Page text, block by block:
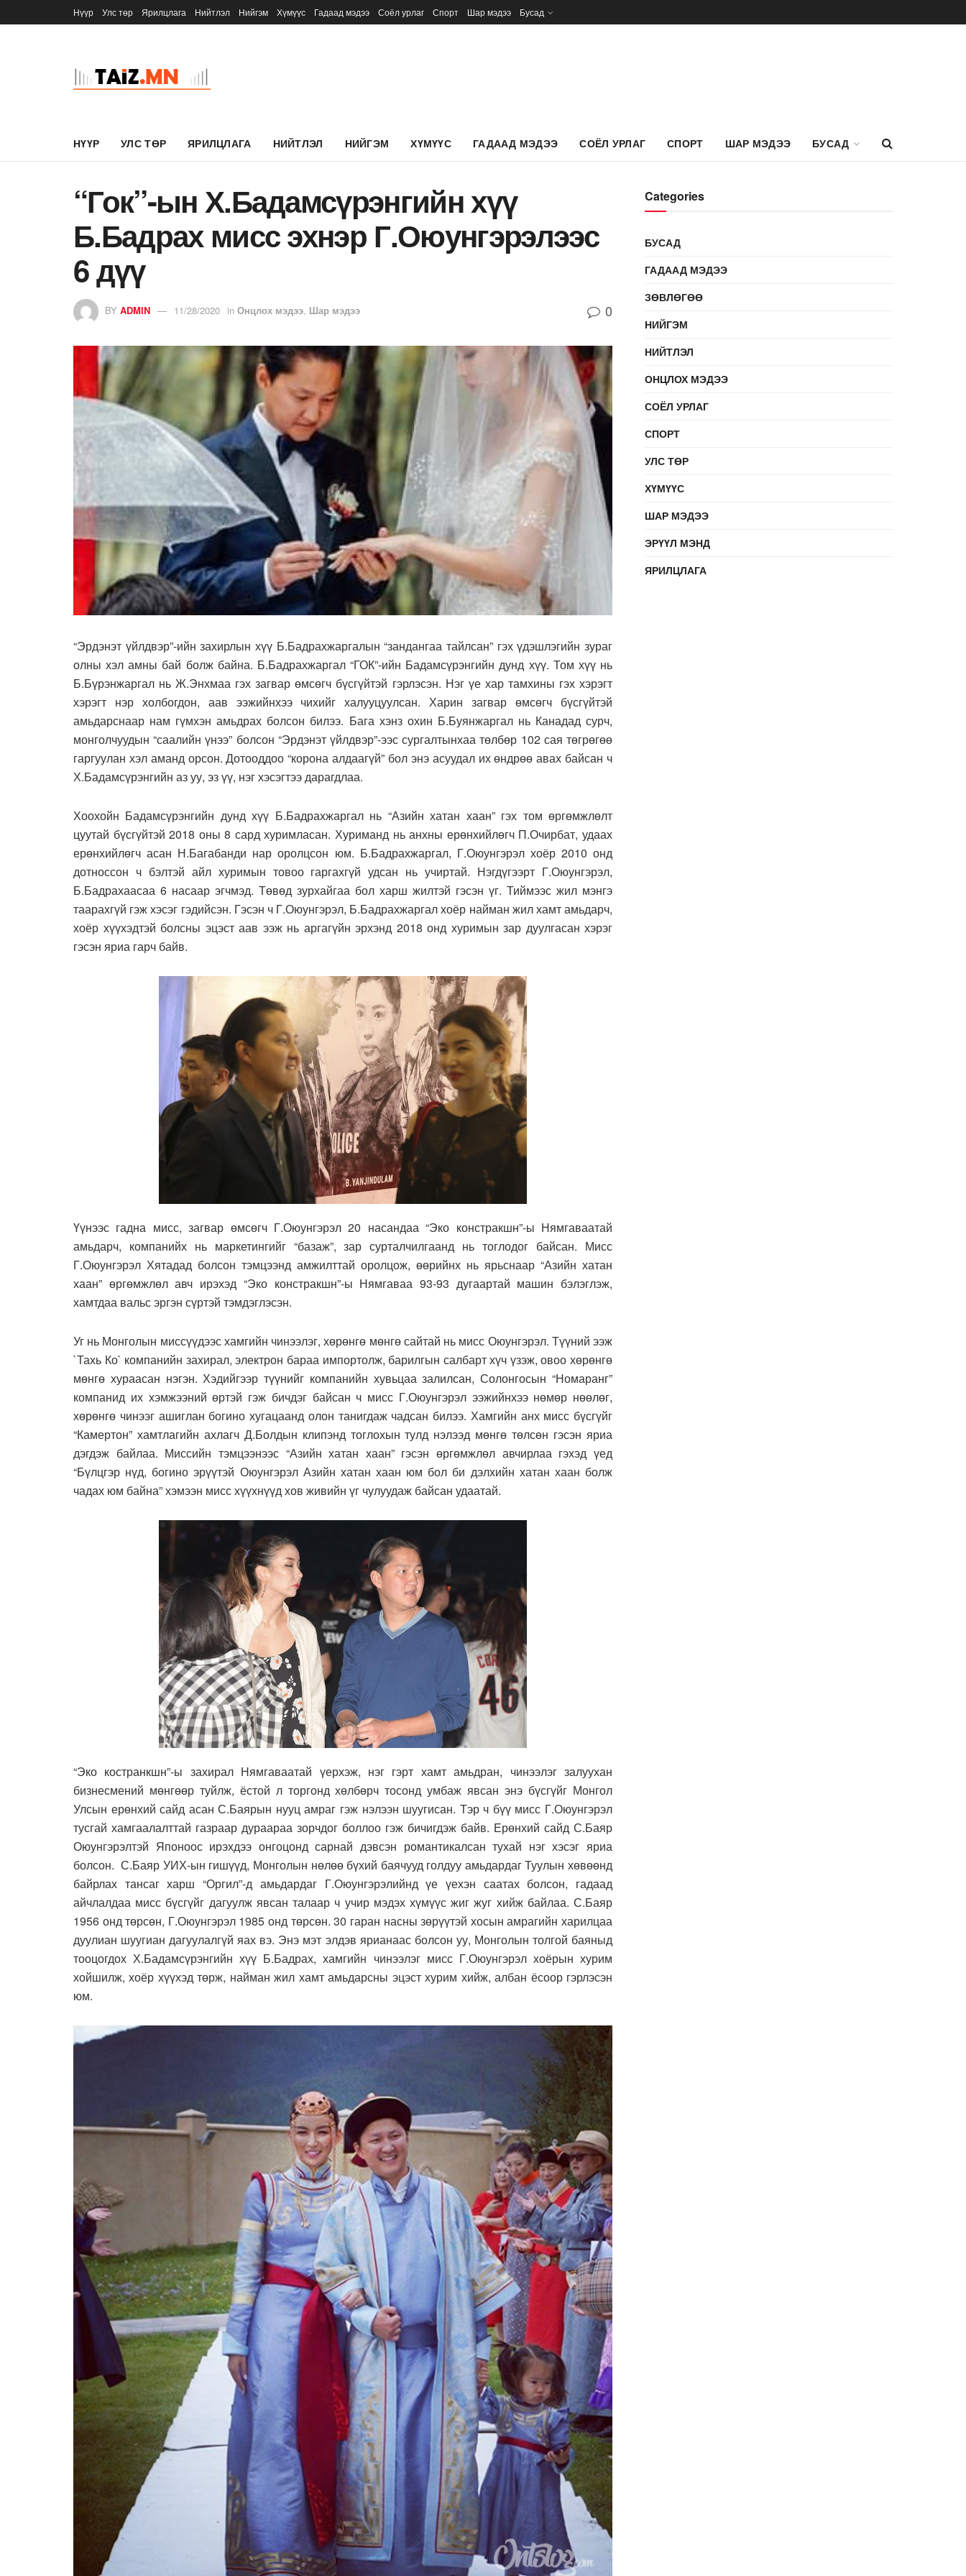
Нүүр Улс төр Ярилцлага Нийтлэл Нийгэм Хүмүүс Гадаад мэдээ Соёл урлаг Спорт Шар мэдээ Бусад
НҮҮР УЛС ТӨР ЯРИЛЦЛАГА НИЙТЛЭЛ НИЙГЭМ ХҮМҮҮС ГАДААД МЭДЭЭ СОЁЛ УРЛАГ СПОРТ ШАР МЭДЭЭ БУСАД
“Гок”-ын Х.Бадамсүрэнгийн хүү
Б.Бадрах мисс эхнэр Г.Оюунгэрэлээс
6 дүү
BY ADMIN 11/28/2020 in Онцлох мэдээ, Шар мэдээ 0
“Эрдэнэт үйлдвэр”-ийн захирлын хүү Б.Бадрахжаргалын “зандангаа тайлсан” гэх үдэшлэгийн зураг
олны хэл амны бай болж байна. Б.Бадрахжаргал “ГОК”-ийн Бадамсүрэнгийн дунд хүү. Том хүү нь
Б.Бүрэнжаргал нь Ж.Энхмаа гэх загвар өмсөгч бүсгүйтэй гэрлэсэн. Нэг үе хар тамхины гэх хэрэгт
хэрэгт нэр холбогдон, аав ээжийнхээ чихийг халууцуулсан. Харин загвар өмсөгч бүсгүйтэй
амьдарснаар нам гүмхэн амьдрах болсон билээ. Бага хэнз охин Б.Буянжаргал нь Канадад сурч,
монголчуудын “саалийн үнээ” болсон “Эрдэнэт үйлдвэр”-ээс сургалтынхаа төлбөр 102 сая төгрөгөө
гаргуулан хэл аманд орсон. Дотооддоо “корона алдаагүй” бол энэ асуудал их өндрөө авах байсан ч
Х.Бадамсүрэнгийн аз уу, эз үү, нэг хэсэгтээ дарагдлаа.
Хоохойн Бадамсүрэнгийн дунд хүү Б.Бадрахжаргал нь “Азийн хатан хаан” гэх том өргөмжлөлт
цуутай бүсгүйтэй 2018 оны 8 сард хуримласан. Хуриманд нь анхны ерөнхийлөгч П.Очирбат, удаах
ерөнхийлөгч асан Н.Багабанди нар оролцсон юм. Б.Бадрахжаргал, Г.Оюунгэрэл хоёр 2010 онд
дотноссон ч бэлтэй айл хуримын товоо гаргахгүй удсан нь учиртай. Нэгдүгээрт Г.Оюунгэрэл,
Б.Бадрахаасаа 6 насаар эгчмэд. Төвөд зурхайгаа бол харш жилтэй гэсэн үг. Тиймээс жил мэнгэ
таарахгүй гэж хэсэг гэдийсэн. Гэсэн ч Г.Оюунгэрэл, Б.Бадрахжаргал хоёр найман жил хамт амьдарч,
хоёр хүүхэдтэй болсны эцэст аав ээж нь аргагүйн эрхэнд 2018 онд хуримын зар дуулгасан хэрэг
гэсэн яриа гарч байв.
Үүнээс гадна мисс, загвар өмсөгч Г.Оюунгэрэл 20 насандаа “Эко констракшн”-ы Нямгаваатай
амьдарч, компанийх нь маркетингийг “базаж”, зар сурталчилгаанд нь тоглодог байсан. Мисс
Г.Оюунгэрэл Хятадад болсон тэмцээнд амжилттай оролцож, өөрийнх нь ярьснаар “Азийн хатан
хаан” өргөмжлөл авч ирэхэд “Эко констракшн”-ы Нямгаваа 93-93 дугаартай машин бэлэглэж,
хамтдаа вальс эргэн сүртэй тэмдэглэсэн.
Уг нь Монголын миссүүдээс хамгийн чинээлэг, хөрөнгө мөнгө сайтай нь мисс Оюунгэрэл. Түүний ээж
`Тахь Ко` компанийн захирал, электрон бараа импортолж, барилгын салбарт хүч үзэж, овоо хөрөнгө
мөнгө хураасан нэгэн. Хэдийгээр түүнийг компанийн хувьцаа залилсан, Солонгосын “Номаранг”
компанид их хэмжээний өртэй гэж бичдэг байсан ч мисс Г.Оюунгэрэл ээжийнхээ нөмөр нөөлөг,
хөрөнгө чинээг ашиглан богино хугацаанд олон танигдаж чадсан билээ. Хамгийн анх мисс бүсгүйг
“Камертон” хамтлагийн ахлагч Д.Болдын клипэнд тоглохын тулд нэлээд мөнгө төлсөн гэсэн яриа
дэгдэж байлаа. Миссийн тэмцээнээс “Азийн хатан хаан” гэсэн өргөмжлөл авчирлаа гэхэд үед
“Бүлцгэр нүд, богино эрүүтэй Оюунгэрэл Азийн хатан хаан юм бол би дэлхийн хатан хаан болж
чадах юм байна” хэмээн мисс хүүхнүүд хов живийн үг чулуудаж байсан удаатай.
“Эко костранкшн”-ы захирал Нямгаваатай үерхэж, нэг гэрт хамт амьдран, чинээлэг залуухан
бизнесмений мөнгөөр туйлж, ёстой л торгонд хөлбөрч тосонд умбаж явсан энэ бүсгүйг Монгол
Улсын ерөнхий сайд асан С.Баярын нууц амраг гэж нэлээн шуугисан. Тэр ч бүү мисс Г.Оюунгэрэл
тусгай хамгаалалттай газраар дураараа зорчдог боллоо гэж бичигдэж байв. Ерөнхий сайд С.Баяр
Оюунгэрэлтэй Японоос ирэхдээ онгоцонд сарнай дэвсэн романтикалсан тухай нэг хэсэг яриа
болсон. С.Баяр УИХ-ын гишүүд, Монголын нөлөө бүхий баячууд голдуу амьдардаг Туулын хөвөөнд
байрлах тансаг харш “Оргил”-д амьдардаг Г.Оюунгэрэлийнд үе үехэн саатах болсон, гадаад
айчлалдаа мисс бүсгүйг дагуулж явсан талаар ч учир мэдэх хүмүүс жиг жуг хийж байлаа. С.Баяр
1956 онд төрсөн, Г.Оюунгэрэл 1985 онд төрсөн. 30 гаран насны зөрүүтэй хосын амрагийн харилцаа
дуулиан шуугиан дагуулалгүй яах вэ. Энэ мэт элдэв ярианаас болсон уу, Монголын толгой баяныд
тооцогдох Х.Бадамсүрэнгийн хүү Б.Бадрах, хамгийн чинээлэг мисс Г.Оюунгэрэл хоёрын хурим
хойшилж, хоёр хүүхэд төрж, найман жил хамт амьдарсны эцэст хурим хийж, албан ёсоор гэрлэсэн
юм.
Categories
БУСАД
ГАДААД МЭДЭЭ
ЗӨВЛӨГӨӨ
НИЙГЭМ
НИЙТЛЭЛ
ОНЦЛОХ МЭДЭЭ
СОЁЛ УРЛАГ
СПОРТ
УЛС ТӨР
ХҮМҮҮС
ШАР МЭДЭЭ
ЭРҮҮЛ МЭНД
ЯРИЛЦЛАГА